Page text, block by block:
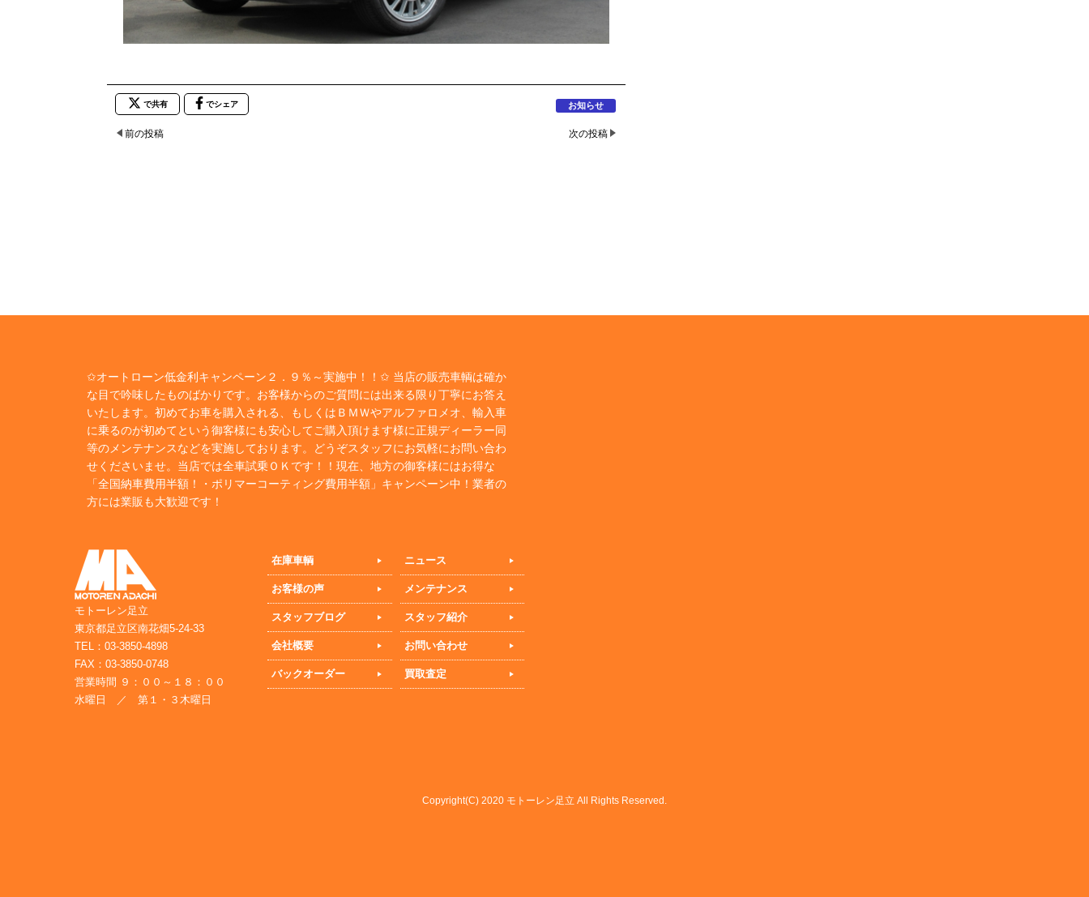
で共有 でシェア お知らせ
前の投稿 次の投稿
✩オートローン低金利キャンペーン２．９％～実施中！！✩ 当店の販売車輌は確か
な目で吟味したものばかりです。お客様からのご質問には出来る限り丁寧にお答え
いたします。初めてお車を購入される、もしくはＢＭＷやアルファロメオ、輸入車
に乗るのが初めてという御客様にも安心してご購入頂けます様に正規ディーラー同
等のメンテナンスなどを実施しております。どうぞスタッフにお気軽にお問い合わ
せくださいませ。当店では全車試乗ＯＫです！！現在、地方の御客様にはお得な
「全国納車費用半額！・ポリマーコーティング費用半額」キャンペーン中！業者の
方には業販も大歓迎です！
モトーレン足立
東京都足立区南花畑5-24-33
TEL：03-3850-4898
FAX：03-3850-0748
営業時間 ９：００～１８：００
水曜日 ／ 第１・３木曜日
在庫車輌 ニュース
お客様の声 メンテナンス
スタッフブログ スタッフ紹介
会社概要 お問い合わせ
バックオーダー 買取査定
Copyright(C) 2020 モトーレン足立 All Rights Reserved.